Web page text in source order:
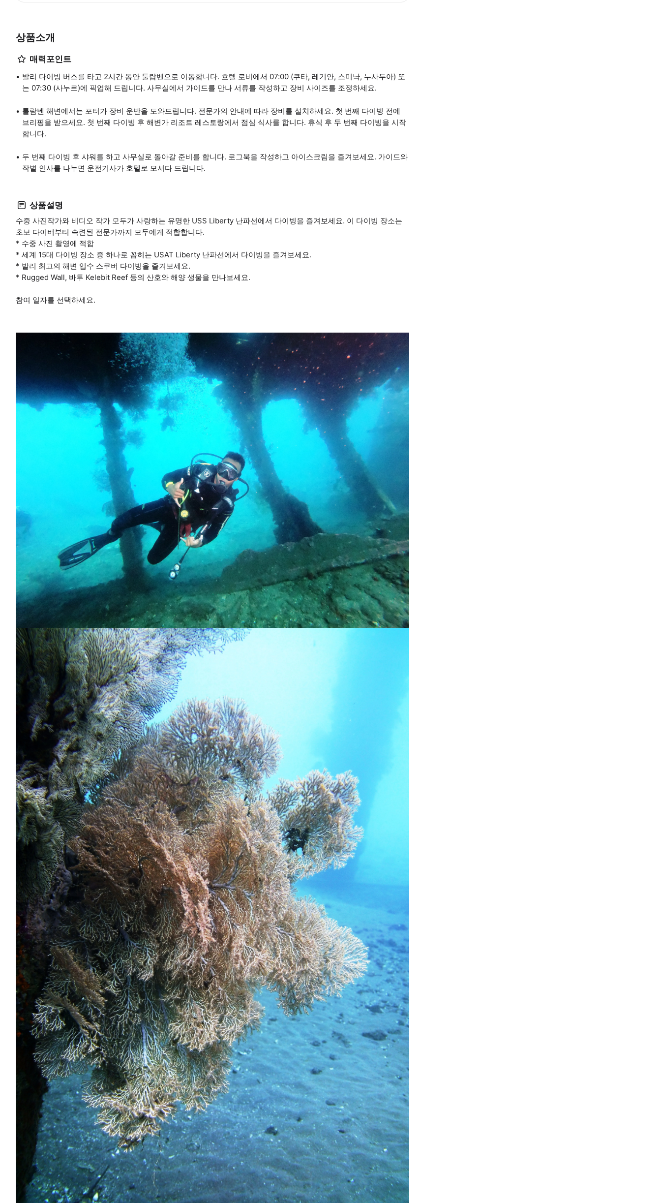
상품소개
매력포인트
발리 다이빙 버스를 타고 2시간 동안 툴람벤으로 이동합니다. 호텔 로비에서 07:00 (쿠타, 레기안, 스미냑, 누사두아) 또
는 07:30 (사누르)에 픽업해 드립니다. 사무실에서 가이드를 만나 서류를 작성하고 장비 사이즈를 조정하세요.
툴람벤 해변에서는 포터가 장비 운반을 도와드립니다. 전문가의 안내에 따라 장비를 설치하세요. 첫 번째 다이빙 전에
브리핑을 받으세요. 첫 번째 다이빙 후 해변가 리조트 레스토랑에서 점심 식사를 합니다. 휴식 후 두 번째 다이빙을 시작
합니다.
두 번째 다이빙 후 샤워를 하고 사무실로 돌아갈 준비를 합니다. 로그북을 작성하고 아이스크림을 즐겨보세요. 가이드와
작별 인사를 나누면 운전기사가 호텔로 모셔다 드립니다.
상품설명
수중 사진작가와 비디오 작가 모두가 사랑하는 유명한 USS Liberty 난파선에서 다이빙을 즐겨보세요. 이 다이빙 장소는
초보 다이버부터 숙련된 전문가까지 모두에게 적합합니다.
* 수중 사진 촬영에 적합
* 세계 15대 다이빙 장소 중 하나로 꼽히는 USAT Liberty 난파선에서 다이빙을 즐겨보세요.
* 발리 최고의 해변 입수 스쿠버 다이빙을 즐겨보세요.
* Rugged Wall, 바투 Kelebit Reef 등의 산호와 해양 생물을 만나보세요.
참여 일자를 선택하세요.